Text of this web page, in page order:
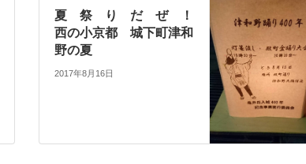
夏 祭 り だ ぜ ！
西の小京都 城下町津和
野の夏
2017年8月16日